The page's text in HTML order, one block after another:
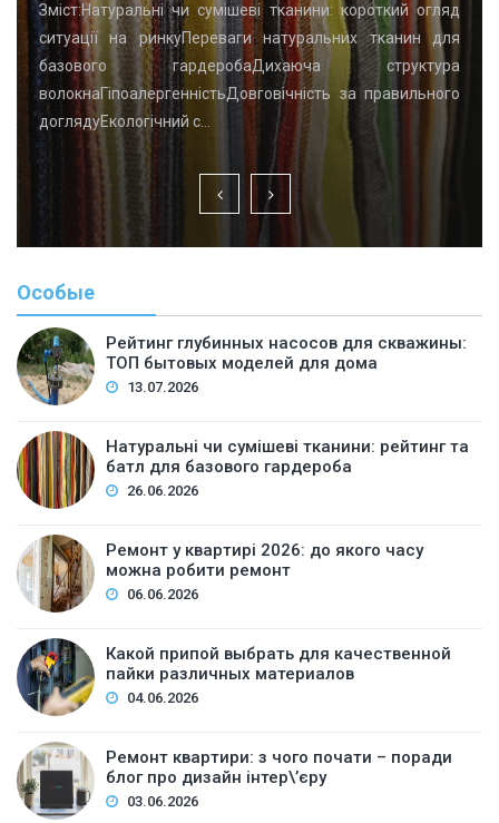
Зміст:Натуральні чи сумішеві тканини: короткий огляд
ситуації на ринкуПереваги натуральних тканин для
базового гардеробаДихаюча структура
волокнаГіпоалергенністьДовговічність за правильного
доглядуЕкологічний с…
Особые
Рейтинг глубинных насосов для скважины:
ТОП бытовых моделей для дома
13.07.2026
Натуральні чи сумішеві тканини: рейтинг та
батл для базового гардероба
26.06.2026
Ремонт у квартирі 2026: до якого часу
можна робити ремонт
06.06.2026
Какой припой выбрать для качественной
пайки различных материалов
04.06.2026
Ремонт квартири: з чого почати – поради
блог про дизайн інтер\’єру
03.06.2026